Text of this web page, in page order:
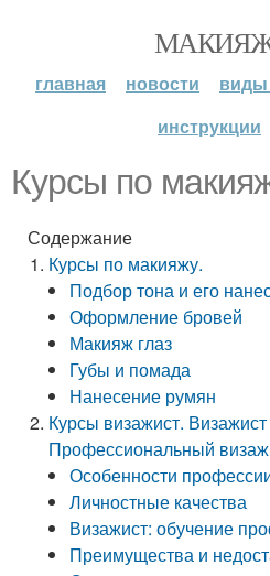
МАКИЯЖ
главная новости виды
инструкции
Курсы по
Содержание
Курсы по макияжу.
Подбор тона и его
Оформление бровей
Макияж глаз
Губы и помада
Нанесение румян
Курсы визажист. Визажист
Профессиональный
Особенности
Личностные качества
Визажист: обучение
Преимущества и